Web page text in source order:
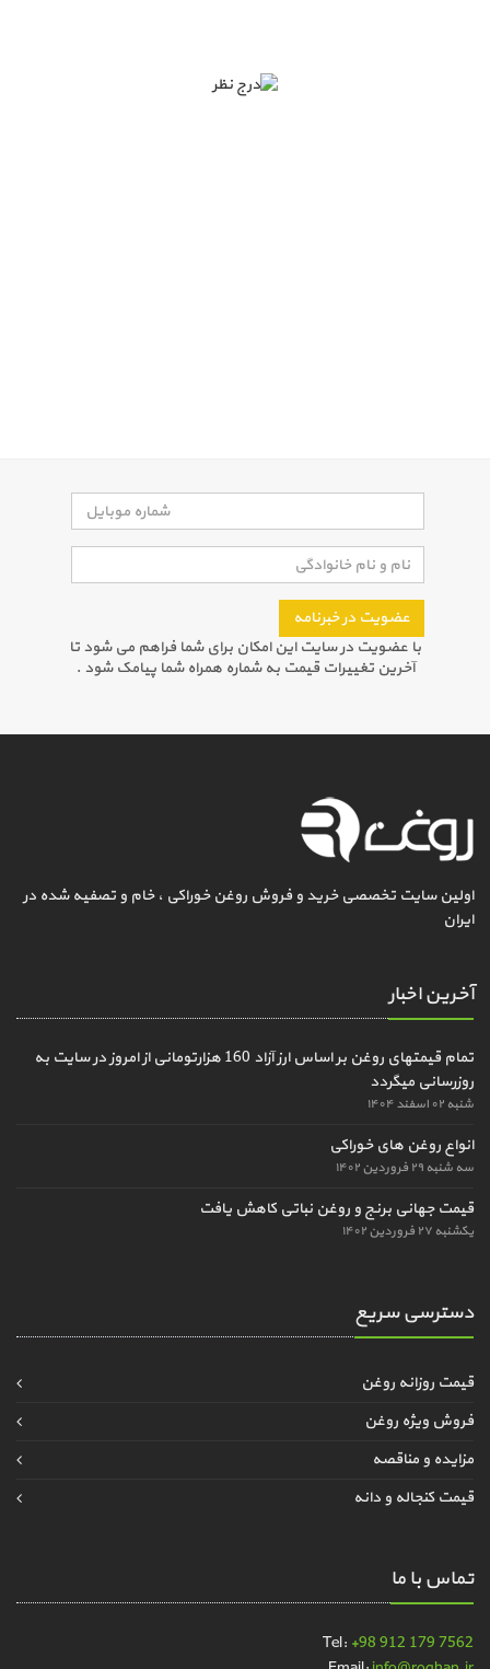
عضویت در خبرنامه
با عضویت در سایت این امکان برای شما فراهم می شود تا
آخرین تغییرات قیمت به شماره همراه شما پیامک شود .
اولین سایت تخصصی خرید و فروش روغن خوراکی ، خام و تصفیه شده در
ایران
آخرین اخبار
تمام قیمتهای روغن بر اساس ارز آزاد 160 هزارتومانی از امروز در سایت به
روزرسانی میگردد
شنبه ۰۲ اسفند ۱۴۰۴
انواع روغن های خوراکی
سه شنبه ۲۹ فروردین ۱۴۰۲
قیمت جهانی برنج و روغن نباتی کاهش یافت
یکشنبه ۲۷ فروردین ۱۴۰۲
دسترسی سریع
قیمت روزانه روغن
فروش ویژه روغن
مزایده و مناقصه
قیمت کنجاله و دانه
تماس با ما
Tel: +98 912 179 7562